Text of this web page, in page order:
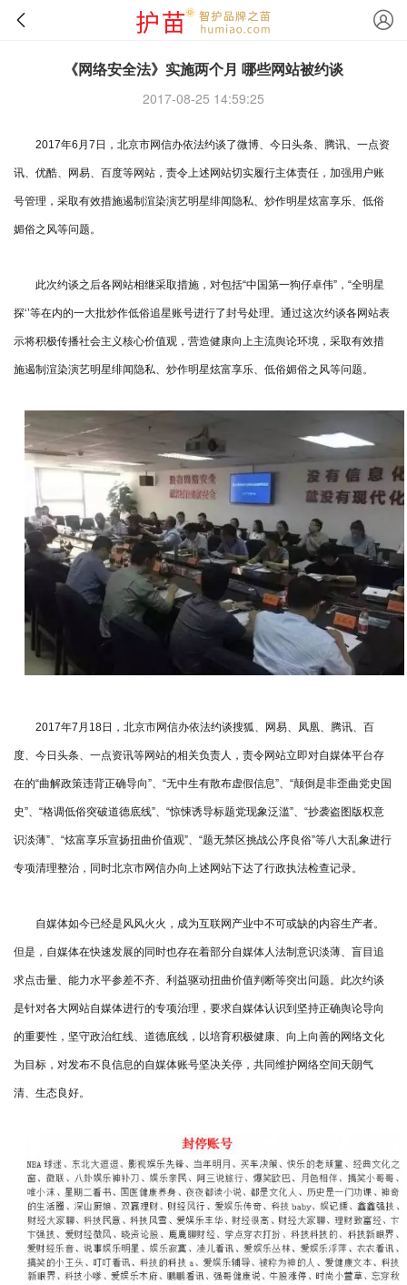
《网络安全法》实施两个月 哪些网站被约谈
2017-08-25 14:59:25
2017年6月7日，北京市网信办依法约谈了微博、今日头条、腾讯、一点资
讯、优酷、网易、百度等网站，责令上述网站切实履行主体责任，加强用户账
号管理，采取有效措施遏制渲染演艺明星绯闻隐私、炒作明星炫富享乐、低俗
媚俗之风等问题。
此次约谈之后各网站相继采取措施，对包括“中国第一狗仔卓伟”，“全明星
探‘’等在内的一大批炒作低俗追星账号进行了封号处理。通过这次约谈各网站表
示将积极传播社会主义核心价值观，营造健康向上主流舆论环境，采取有效措
施遏制渲染演艺明星绯闻隐私、炒作明星炫富享乐、低俗媚俗之风等问题。
2017年7月18日，北京市网信办依法约谈搜狐、网易、凤凰、腾讯、百
度、今日头条、一点资讯等网站的相关负责人，责令网站立即对自媒体平台存
在的“曲解政策违背正确导向”、“无中生有散布虚假信息”、“颠倒是非歪曲党史国
史”、“格调低俗突破道德底线”、“惊悚诱导标题党现象泛滥”、“抄袭盗图版权意
识淡薄”、“炫富享乐宣扬扭曲价值观”、“题无禁区挑战公序良俗”等八大乱象进行
专项清理整治，同时北京市网信办向上述网站下达了行政执法检查记录。
自媒体如今已经是风风火火，成为互联网产业中不可或缺的内容生产者。
但是，自媒体在快速发展的同时也存在着部分自媒体人法制意识淡薄、盲目追
求点击量、能力水平参差不齐、利益驱动扭曲价值判断等突出问题。此次约谈
是针对各大网站自媒体进行的专项治理，要求自媒体认识到坚持正确舆论导向
的重要性，坚守政治红线、道德底线，以培育积极健康、向上向善的网络文化
为目标，对发布不良信息的自媒体账号坚决关停，共同维护网络空间天朗气
清、生态良好。